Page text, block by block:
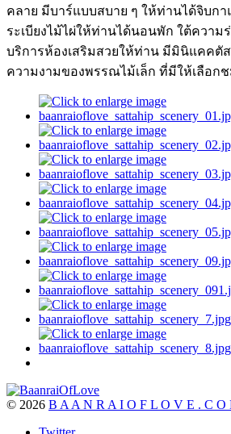
คลาย มีบาร์แบบสบาย ๆ ให้ท่านได้จิบก
ระเบียงไม้ไผ่ให้ท่านได้นอนพัก ใต้ความ
บริการห้องเสริมสวยให้ท่าน มีมินิแคคตั
ความงามของพรรณไม้เล็ก ที่มีให้เลือก
© 2026 B A A N R A I O F L O V E . C O